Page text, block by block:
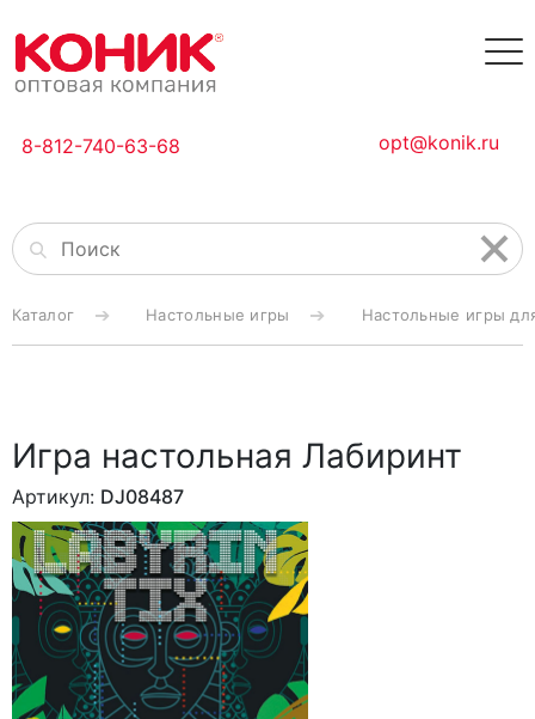
8-812-740-63-68 opt@konik.ru
Каталог Настольные игры Настольные игры
Игра настольная Лабиринт
Артикул: DJ08487